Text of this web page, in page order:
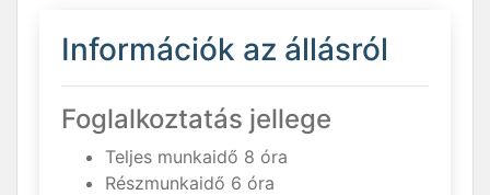
Információk az állásról
Foglalkoztatás jellege
Teljes munkaidő 8 óra
Részmunkaidő 6 óra